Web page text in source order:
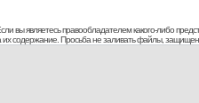
являетесь правообладателем какого-либо
содержание. Просьба не заливать файлы,